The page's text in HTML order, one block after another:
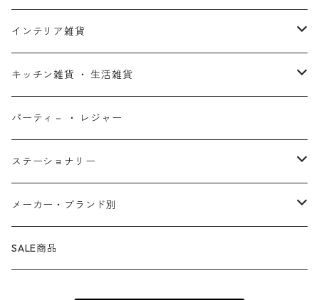
X-MEN
デッド・プール
ファンタスティック・フォー
ゴーストライダー
パニッシャー
サノス
ムーラン
ズートピア
モアナと伝説の海
ライオンキング
バンビ
ダンボ
セサミストリート
ルーニー・テューンズ
ベアブリック
ワンピース
ドラゴンボール
呪術廻戦
アクセサリー
コインバンク ・ 貯金箱
おもちゃ・パズル
コミック・絵本
ストラップ
キーホルダー
ワッペン
マスコット
ピンズ ・ ピンバッジ
缶バッジ ・ 缶ケース
ウェア
ポーチ ・ バッグ
財布 ・ ウォレット
アクセサリー
ネックレス
スニーカー ・ ソックス
ファッション雑貨
インテリア雑貨
ウォールアート
ポスター ・ デコレーション
ファブリック
キャンドル・ライト
ウォータードーム
キッチン雑貨 ・ 生活雑貨
キッチングッズ
マグカップ ・ グラス ・ タンブラー
お皿 ・ プレート ・ ボウル
生活雑貨
ドアマット
タオル・バスマット
パーティ－ ・ レジャー
ステーショナリー
シャープペン・ボールペン
ペンケース
メーカー・ブランド別
BB Designs
SALE商品